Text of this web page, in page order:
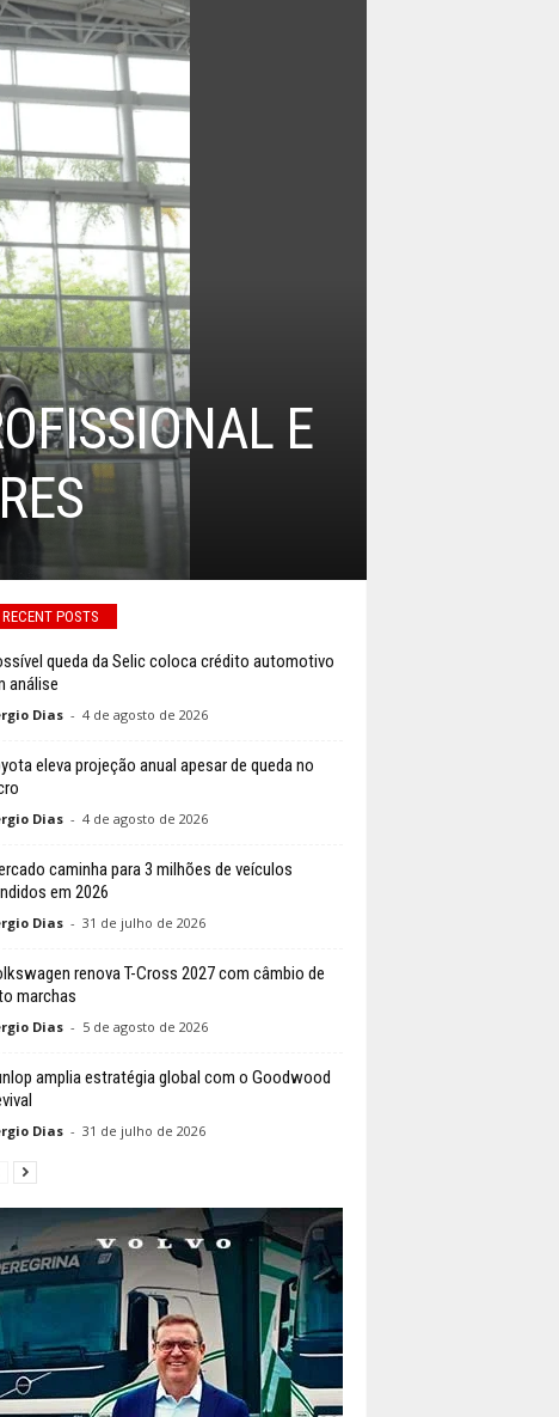
E
RECENT POSTS
queda da Selic coloca crédito automotivo
análise
Dias - 4 de agosto de 2026
eleva projeção anual apesar de queda no
Dias - 4 de agosto de 2026
caminha para 3 milhões de veículos
em 2026
Dias - 31 de julho de 2026
renova T-Cross 2027 com câmbio de
marchas
Dias - 5 de agosto de 2026
amplia estratégia global com o Goodwood
Dias - 31 de julho de 2026